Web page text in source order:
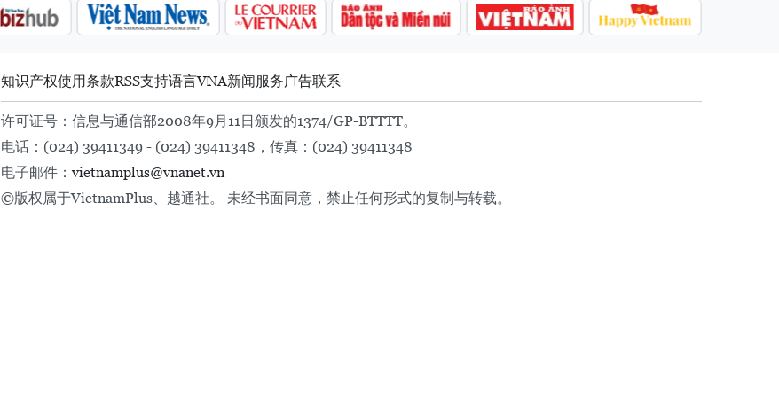
知识产权使用条款RSS支持语言VNA新闻服务广告联系
许可证号：信息与通信部2008年9月11日颁发的1374/GP-BTTTT。
电话：(024) 39411349 - (024) 39411348，传真：(024) 39411348
电子邮件：vietnamplus@vnanet.vn
©版权属于VietnamPlus、越通社。 未经书面同意，禁止任何形式的复制与转载。